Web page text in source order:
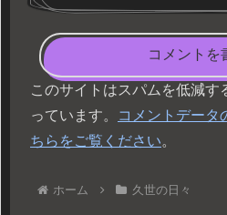
コメントを
このサイトはスパムを低減す
っています。
コメントデータ
ちらをご覧ください。
ホーム 久世の日々